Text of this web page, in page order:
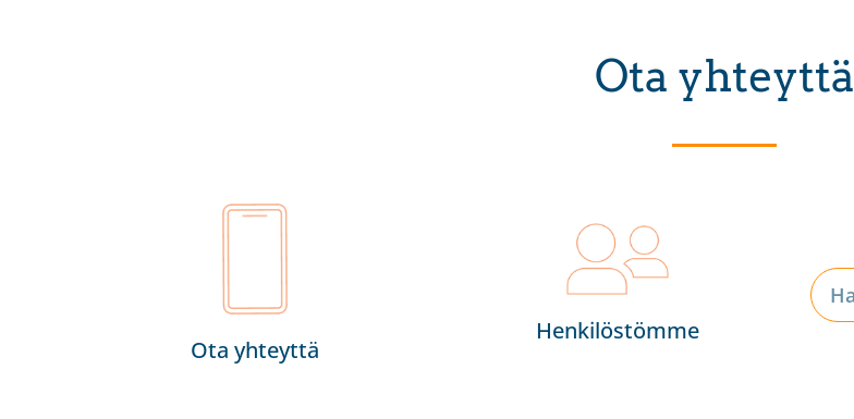
Ota yhteyttä
Ota yhteyttä
Henkilöstömme